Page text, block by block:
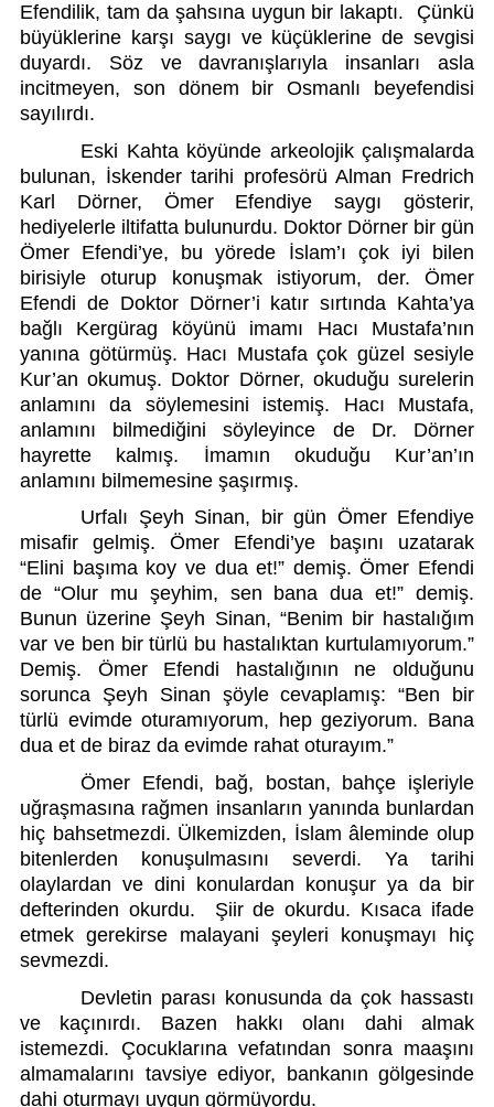
Efendilik, tam da şahsına uygun bir lakaptı.  Çünkü
büyüklerine karşı saygı ve küçüklerine de sevgisi
duyardı. Söz ve davranışlarıyla insanları asla
incitmeyen, son dönem bir Osmanlı beyefendisi
sayılırdı.
Eski Kahta köyünde arkeolojik çalışmalarda
bulunan, İskender tarihi profesörü Alman Fredrich
Karl Dörner, Ömer Efendiye saygı gösterir,
hediyelerle iltifatta bulunurdu. Doktor Dörner bir gün
Ömer Efendi’ye, bu yörede İslam’ı çok iyi bilen
birisiyle oturup konuşmak istiyorum, der. Ömer
Efendi de Doktor Dörner’i katır sırtında Kahta’ya
bağlı Kergürag köyünü imamı Hacı Mustafa’nın
yanına götürmüş. Hacı Mustafa çok güzel sesiyle
Kur’an okumuş. Doktor Dörner, okuduğu surelerin
anlamını da söylemesini istemiş. Hacı Mustafa,
anlamını bilmediğini söyleyince de Dr. Dörner
hayrette kalmış. İmamın okuduğu Kur’an’ın
anlamını bilmemesine şaşırmış.
Urfalı Şeyh Sinan, bir gün Ömer Efendiye
misafir gelmiş. Ömer Efendi’ye başını uzatarak
“Elini başıma koy ve dua et!” demiş. Ömer Efendi
de “Olur mu şeyhim, sen bana dua et!” demiş.
Bunun üzerine Şeyh Sinan, “Benim bir hastalığım
var ve ben bir türlü bu hastalıktan kurtulamıyorum.”
Demiş. Ömer Efendi hastalığının ne olduğunu
sorunca Şeyh Sinan şöyle cevaplamış: “Ben bir
türlü evimde oturamıyorum, hep geziyorum. Bana
dua et de biraz da evimde rahat oturayım.”
Ömer Efendi, bağ, bostan, bahçe işleriyle
uğraşmasına rağmen insanların yanında bunlardan
hiç bahsetmezdi. Ülkemizden, İslam âleminde olup
bitenlerden konuşulmasını severdi. Ya tarihi
olaylardan ve dini konulardan konuşur ya da bir
defterinden okurdu.  Şiir de okurdu. Kısaca ifade
etmek gerekirse malayani şeyleri konuşmayı hiç
sevmezdi.
Devletin parası konusunda da çok hassastı
ve kaçınırdı. Bazen hakkı olanı dahi almak
istemezdi. Çocuklarına vefatından sonra maaşını
almamalarını tavsiye ediyor, bankanın gölgesinde
dahi oturmayı uygun görmüyordu.